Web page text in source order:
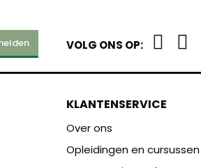
VOLG ONS OP:
KLANTENSERVICE
Over ons
Opleidingen en cursussen